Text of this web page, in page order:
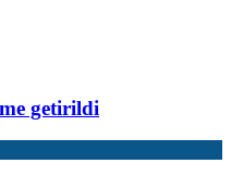
getirildi